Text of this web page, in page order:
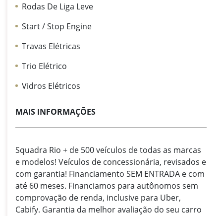
Rodas De Liga Leve
Start / Stop Engine
Travas Elétricas
Trio Elétrico
Vidros Elétricos
MAIS INFORMAÇÕES
Squadra Rio + de 500 veículos de todas as marcas
e modelos! Veículos de concessionária, revisados e
com garantia! Financiamento SEM ENTRADA e com
até 60 meses. Financiamos para autônomos sem
comprovação de renda, inclusive para Uber,
Cabify. Garantia da melhor avaliação do seu carro